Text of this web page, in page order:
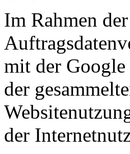
Im Rahmen
mit der Google
der
der